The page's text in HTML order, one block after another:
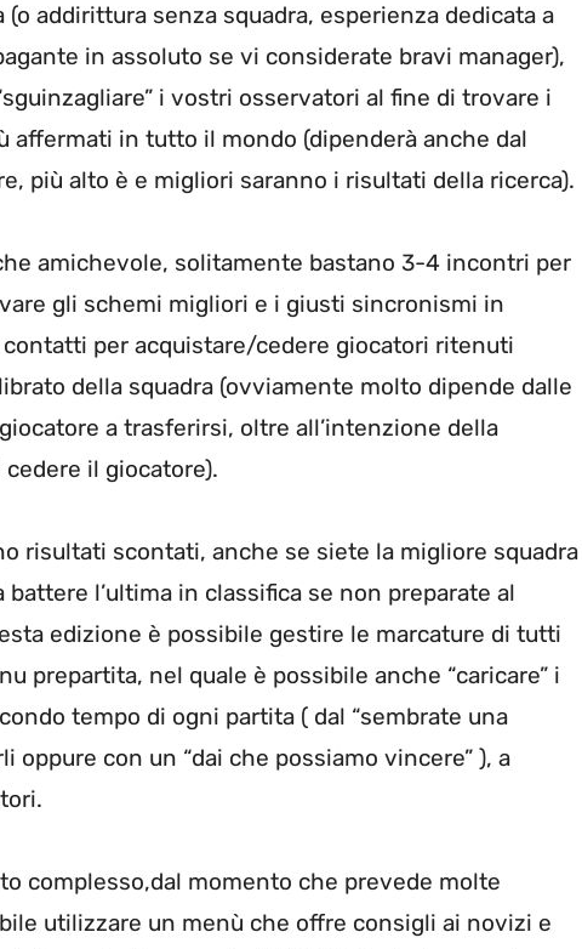
(o addirittura senza squadra, esperienza dedicata a
in assoluto se vi considerate bravi manager),
i vostri osservatori al fine di trovare i
affermati in tutto il mondo (dipenderà anche dal
più alto è e migliori saranno i risultati della ricerca).
amichevole, solitamente bastano 3-4 incontri per
gli schemi migliori e i giusti sincronismi in
per acquistare/cedere giocatori ritenuti
della squadra (ovviamente molto dipende dalle
a trasferirsi, oltre all’intenzione della
il giocatore).
risultati scontati, anche se siete la migliore squadra
l’ultima in classifica se non preparate al
edizione è possibile gestire le marcature di tutti
prepartita, nel quale è possibile anche “caricare” i
tempo di ogni partita ( dal “sembrate una
oppure con un “dai che possiamo vincere” ), a
complesso,dal momento che prevede molte
utilizzare un menù che offre consigli ai novizi e